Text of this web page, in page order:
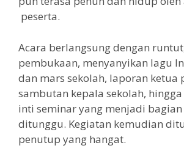
peserta.
Acara berlangsung dengan
pembukaan, menyanyikan lagu
dan mars sekolah, laporan ketua
sambutan kepala sekolah, hingga
inti seminar yang menjadi
ditunggu. Kegiatan kemudian
penutup yang hangat.